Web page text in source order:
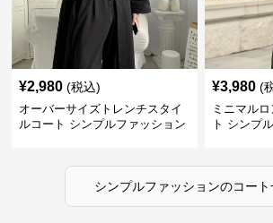
¥2,980 (税込)
オーバーサイズトレンチスタイ
ルコート シンプルファッション
¥3,980 (
ミニマル
ト シンプ
シンプルファッションのコート